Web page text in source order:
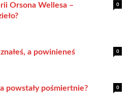
0
Orsona Wellesa –
0
a powinieneś
0
powstały pośmiertnie?